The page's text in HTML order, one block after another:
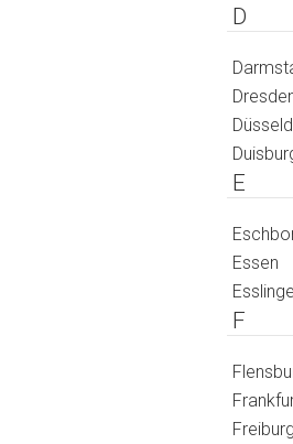
D
E
Essen
F